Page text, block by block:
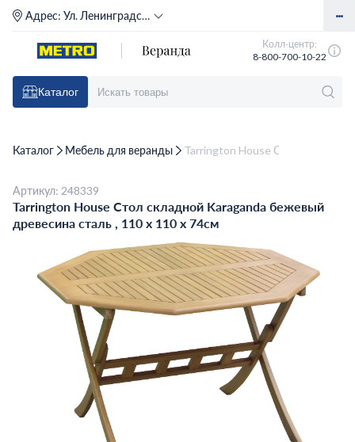
Адрес: Ул. Ленинградское шоссе, д. 71Г (м. Речной вокзал)
Колл-центр:
8-800-700-10-22
Каталог
Каталог Мебель для веранды Tarrington House Стол складной
Артикул: 248339
Tarrington House Стол складной Karaganda бежевый
древесина сталь , 110 x 110 x 74см